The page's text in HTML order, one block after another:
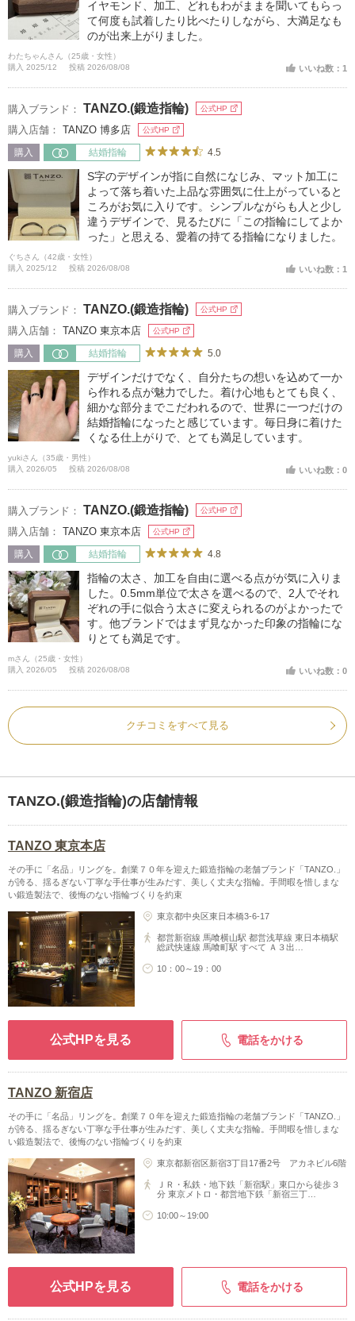
イヤモンド、加工、どれもわがままを聞いてもらっ
て何度も試着したり比べたりしながら、大満足なも
のが出来上がりました。
わたちゃんさん（25歳・女性）
購入 2025/12
投稿 2026/08/08 いいね数：1
購入ブランド： TANZO.(鍛造指輪) 公式HP
購入店舗： TANZO 博多店 公式HP
購入 結婚指輪 4.5
S字のデザインが指に自然になじみ、マット加工に
よって落ち着いた上品な雰囲気に仕上がっていると
ころがお気に入りです。シンプルながらも人と少し
違うデザインで、見るたびに「この指輪にしてよか
った」と思える、愛着の持てる指輪になりました。
ぐちさん（42歳・女性）
購入 2025/12
投稿 2026/08/08 いいね数：1
購入ブランド： TANZO.(鍛造指輪) 公式HP
購入店舗： TANZO 東京本店 公式HP
購入 結婚指輪 5.0
デザインだけでなく、自分たちの想いを込めて一か
ら作れる点が魅力でした。着け心地もとても良く、
細かな部分までこだわれるので、世界に一つだけの
結婚指輪になったと感じています。毎日身に着けた
くなる仕上がりで、とても満足しています。
yukiさん（35歳・男性）
購入 2026/05
投稿 2026/08/08 いいね数：0
購入ブランド： TANZO.(鍛造指輪) 公式HP
購入店舗： TANZO 東京本店 公式HP
購入 結婚指輪 4.8
指輪の太さ、加工を自由に選べる点がが気に入りま
した。0.5mm単位で太さを選べるので、2人でそれ
ぞれの手に似合う太さに変えられるのがよかったで
す。他ブランドではまず見なかった印象の指輪にな
りとても満足です。
mさん（25歳・女性）
購入 2026/05
投稿 2026/08/08 いいね数：0
クチコミをすべて見る
TANZO.(鍛造指輪)の店舗情報
TANZO 東京本店
その手に「名品」リングを。創業７０年を迎えた鍛造指輪の老舗ブランド「TANZO.」
が誇る、揺るぎない丁寧な手仕事が生みだす、美しく丈夫な指輪。手間暇を惜しまな
い鍛造製法で、後悔のない指輪づくりを約束
東京都中央区東日本橋3-6-17
都営新宿線 馬喰横山駅 都営浅草線 東日本橋駅
総武快速線 馬喰町駅 すべて Ａ３出…
10：00～19：00
公式HPを見る 電話をかける
TANZO 新宿店
その手に「名品」リングを。創業７０年を迎えた鍛造指輪の老舗ブランド「TANZO.」
が誇る、揺るぎない丁寧な手仕事が生みだす、美しく丈夫な指輪。手間暇を惜しまな
い鍛造製法で、後悔のない指輪づくりを約束
東京都新宿区新宿3丁目17番2号 アカネビル6階
ＪＲ・私鉄・地下鉄「新宿駅」東口から徒歩３
分 東京メトロ・都営地下鉄「新宿三丁…
10:00～19:00
公式HPを見る 電話をかける